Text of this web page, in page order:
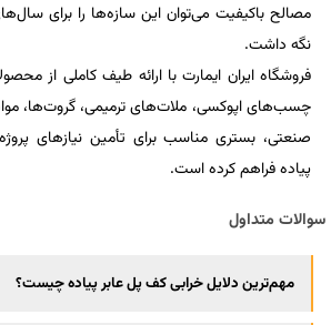
مصالح باکیفیت می‌توان این سازه‌ها را برای
نگه داشت.
فروشگاه ایران ایمارت با ارائه طیف کاملی از
چسب‌های اپوکسی، ملات‌های ترمیمی، گروت‌ها،
صنعتی، بستری مناسب برای تأمین نیازهای
پیاده فراهم کرده است.
سوالات متداول
مهم‌ترین دلایل خرابی کف پل عابر پیاده چیست؟